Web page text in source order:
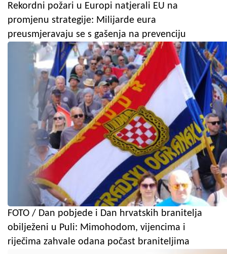
Rekordni požari u Europi natjerali EU na
promjenu strategije: Milijarde eura
preusmjeravaju se s gašenja na prevenciju
FOTO / Dan pobjede i Dan hrvatskih branitelja
obilježeni u Puli: Mimohodom, vijencima i
riječima zahvale odana počast braniteljima